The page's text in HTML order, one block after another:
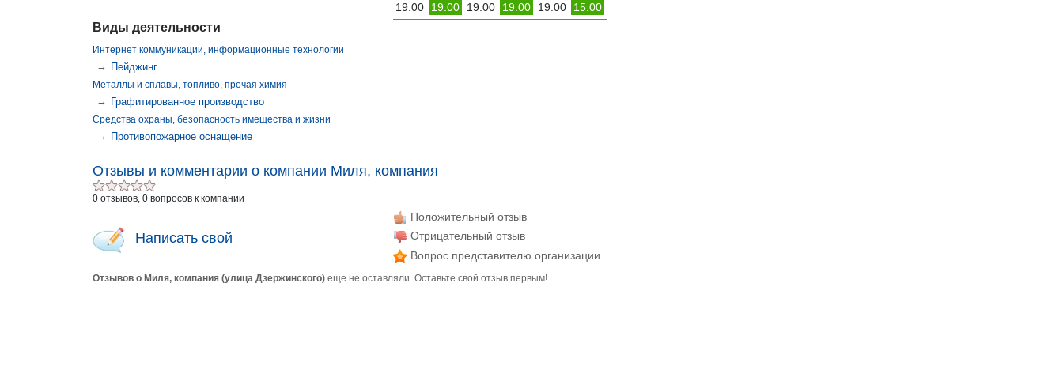
19:00
19:00 19:00 19:00 19:00 15:00
Виды деятельности
Интернет коммуникации, информационные технологии
→ Пейджинг
Металлы и сплавы, топливо, прочая химия
→ Графитированное производство
Средства охраны, безопасность имещества и жизни
→ Противопожарное оснащение
Отзывы и комментарии о компании Миля, компания
0 отзывов, 0 вопросов к компании
Написать свой
Положительный отзыв
Отрицательный отзыв
Вопрос представителю организации
Отзывов о Миля, компания (улица Дзержинского) еще не оставляли. Оставьте свой отзыв первым!